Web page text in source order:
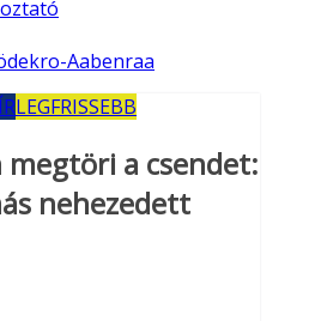
Aabenraa
LEGFRISSEBB
megtöri a csendet:
nehezedett